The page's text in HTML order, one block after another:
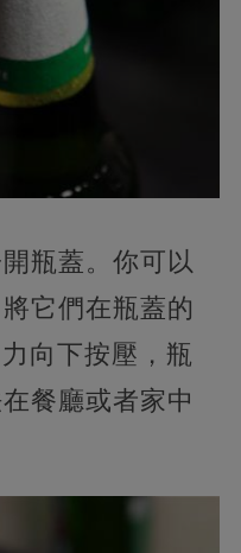
瓶蓋。你可以
它們在瓶蓋的
向下按壓，瓶
餐廳或者家中